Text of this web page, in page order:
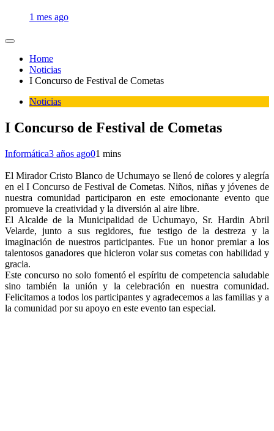
1 mes ago
Home
Noticias
I Concurso de Festival de Cometas
Noticias
I Concurso de Festival de Cometas
Informática3 años ago01 mins
El Mirador Cristo Blanco de Uchumayo se llenó de colores y alegría
en el I Concurso de Festival de Cometas. Niños, niñas y jóvenes de
nuestra comunidad participaron en este emocionante evento que
promueve la creatividad y la diversión al aire libre.
El Alcalde de la Municipalidad de Uchumayo, Sr. Hardin Abril
Velarde, junto a sus regidores, fue testigo de la destreza y la
imaginación de nuestros participantes. Fue un honor premiar a los
talentosos ganadores que hicieron volar sus cometas con habilidad y
gracia.
Este concurso no solo fomentó el espíritu de competencia saludable
sino también la unión y la celebración en nuestra comunidad.
Felicitamos a todos los participantes y agradecemos a las familias y a
la comunidad por su apoyo en este evento tan especial.